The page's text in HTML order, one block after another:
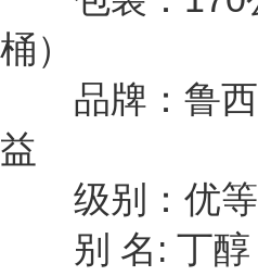
桶）
品牌：鲁
益
级别：优
别 名: 丁